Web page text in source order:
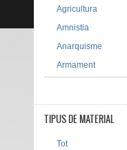
Agricultura
Amnistia
Anarquisme
Armament
TIPUS DE MATERIAL
Tot